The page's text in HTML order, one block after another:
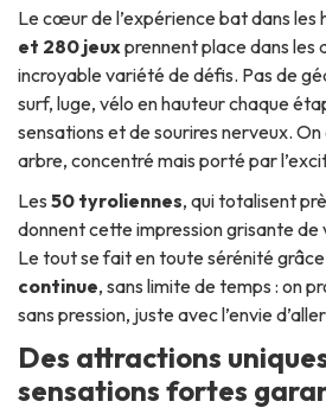
Le cœur de l’expérience bat dans les
et 280 jeux prennent place dans les
incroyable variété de défis. Pas de
surf, luge, vélo en hauteur chaque
sensations et de sourires nerveux. On
arbre, concentré mais porté par
Les 50 tyroliennes, qui totalisent
donnent cette impression grisante de
Le tout se fait en toute sérénité
continue, sans limite de temps : on
sans pression, juste avec l’envie
Des attractions
sensations fortes